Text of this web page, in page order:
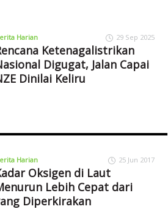
Harian 29 Sep 2025
Ketenagalistrikan
Digugat, Jalan Capai
Dinilai Keliru
Harian 25 Jun 2017
Oksigen di Laut
Lebih Cepat dari
Diperkirakan